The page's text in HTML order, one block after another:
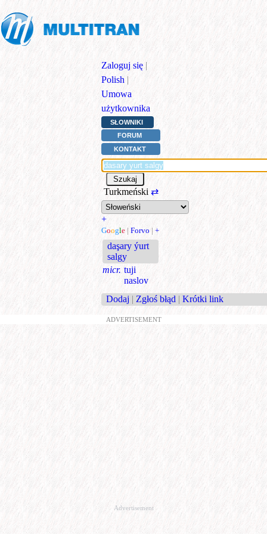
Zaloguj się |
Polish |
Umowa
użytkownika
SŁOWNIKI
FORUM
KONTAKT
Turkmeński ⇄
+
Google | Forvo | +
daşary ýurt
salgy
micr. tuji
naslov
Dodaj | Zgłoś błąd | Krótki link
ADVERTISEMENT
Advertisement